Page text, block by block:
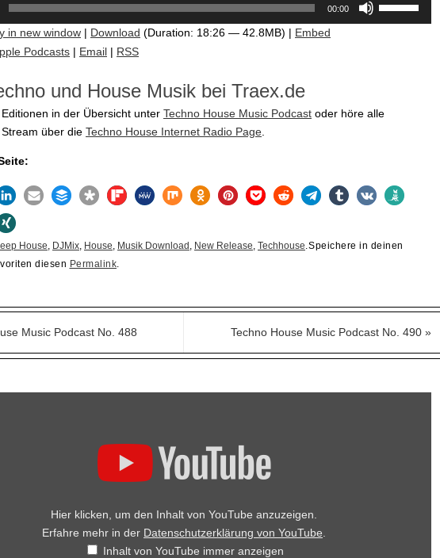
00:00
zu
in new window | Download (Duration: 18:26 — 42.8MB) | Embed
Podcasts | Email | RSS
und House Musik bei Traex.de
in der Übersicht unter Techno House Music Podcast oder höre alle
über die Techno House Internet Radio Page
House, DJMix, House, Musik Download , New Release, Techhouse.Speichere in deinen
diesen Permalink.
Music Podcast No. 488 Techno House Music Podcast No. 490 »
Hier klicken, um den Inhalt von YouTube anzuzeigen.
Erfahre mehr in der Datenschutzerklärung von YouTube
Inhalt von YouTube immer anzeigen